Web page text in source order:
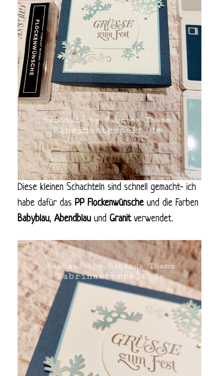
Diese kleinen Schachteln sind schnell gemacht- ich
habe dafür das PP Flockenwünscheund die Farben
Babyblau, Abendblau und Granit verwendet.